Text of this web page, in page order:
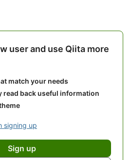
user and use Qiita more
match your needs
read back useful information
signing up
Sign up